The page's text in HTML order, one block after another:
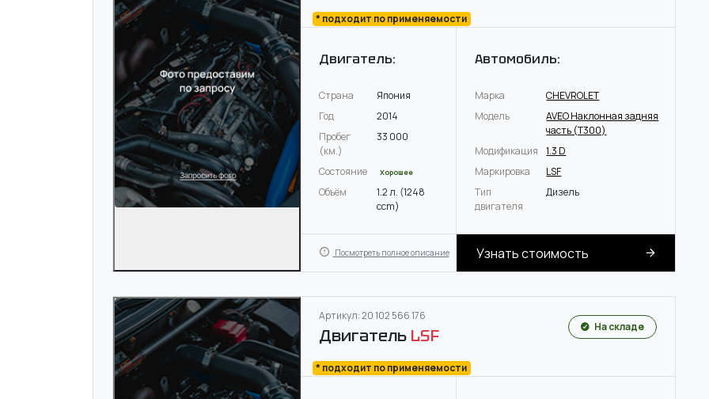
* подходит по применяемости
Двигатель:
Страна
Япония
Год
2014
Пробег
(км.)
33 000
Состояние Хорошее
Объём
1.2 л. (1248
ccm)
Автомобиль:
Марка
CHEVROLET
Модель
AVEO Наклонная задняя
часть (T300)
Модификация
1.3 D
Маркировка
LSF
Тип
двигателя
Дизель
Посмотреть полное описание Узнать стоимость
Артикул: 20 102 566 176
Двигатель LSF
* подходит по применяемости
На складе